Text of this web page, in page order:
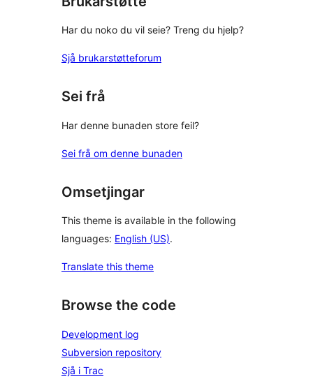
Har du noko du vil seie? Treng du hjelp?
Sjå brukarstøtteforum
Sei frå
Har denne bunaden store feil?
Sei frå om denne bunaden
Omsetjingar
This theme is available in the following
languages: English (US).
Translate this theme
Browse the code
Development log
Subversion repository
Sjå i Trac